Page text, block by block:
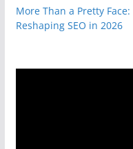
More Than a Pretty
Reshaping SEO in 2026